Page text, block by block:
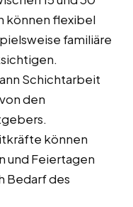
können flexibel
familiäre
Schichtarbeit
den
können
und Feiertagen
Bedarf des